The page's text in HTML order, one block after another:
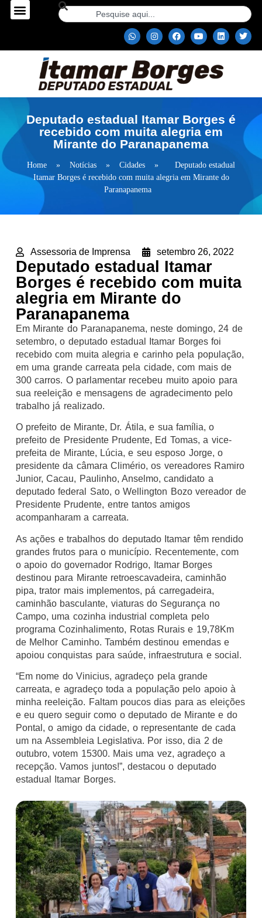
Deputado estadual Itamar Borges é
recebido com muita alegria em
Mirante do Paranapanema
Home » Notícias » Cidades »
Deputado estadual
Itamar Borges é recebido com muita alegria em Mirante do
Paranapanema
Assessoria de Imprensa setembro 26, 2022
Deputado estadual Itamar
Borges é recebido com muita
alegria em Mirante do
Paranapanema
Em Mirante do Paranapanema, neste domingo, 24 de
setembro, o deputado estadual Itamar Borges foi
recebido com muita alegria e carinho pela população,
em uma grande carreata pela cidade, com mais de
300 carros. O parlamentar recebeu muito apoio para
sua reeleição e mensagens de agradecimento pelo
trabalho já realizado.
O prefeito de Mirante, Dr. Átila, e sua família, o
prefeito de Presidente Prudente, Ed Tomas, a vice-
prefeita de Mirante, Lúcia, e seu esposo Jorge, o
presidente da câmara Climério, os vereadores Ramiro
Junior, Cacau, Paulinho, Anselmo, candidato a
deputado federal Sato, o Wellington Bozo vereador de
Presidente Prudente, entre tantos amigos
acompanharam a carreata.
As ações e trabalhos do deputado Itamar têm rendido
grandes frutos para o município. Recentemente, com
o apoio do governador Rodrigo, Itamar Borges
destinou para Mirante retroescavadeira, caminhão
pipa, trator mais implementos, pá carregadeira,
caminhão basculante, viaturas do Segurança no
Campo, uma cozinha industrial completa pelo
programa Cozinhalimento, Rotas Rurais e 19,78Km
de Melhor Caminho. Também destinou emendas e
apoiou conquistas para saúde, infraestrutura e social.
“Em nome do Vinicius, agradeço pela grande
carreata, e agradeço toda a população pelo apoio à
minha reeleição. Faltam poucos dias para as eleições
e eu quero seguir como o deputado de Mirante e do
Pontal, o amigo da cidade, o representante de cada
um na Assembleia Legislativa. Por isso, dia 2 de
outubro, votem 15300. Mais uma vez, agradeço a
recepção. Vamos juntos!”, destacou o deputado
estadual Itamar Borges.